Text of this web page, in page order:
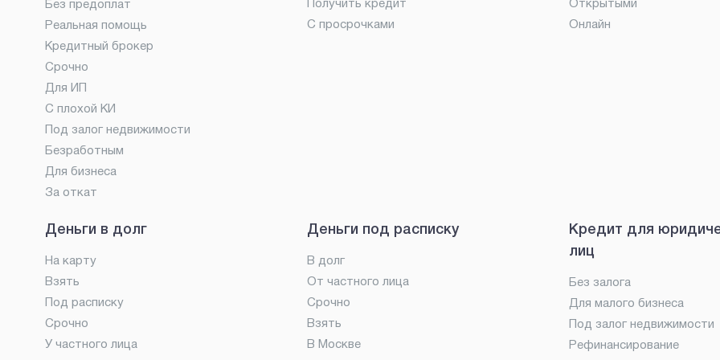
Без предоплат
Реальная помощь
Кредитный брокер
Срочно
Для ИП
С плохой КИ
Под залог недвижимости
Безработным
Для бизнеса
За откат
Получить кредит
С просрочками
Открытыми
Онлайн
Деньги в долг
На карту
Взять
Под расписку
Срочно
У частного лица
Деньги под расписку
В долг
От частного лица
Срочно
Взять
В Москве
Кредит для
лиц
Без залога
Для малого бизнеса
Под залог недвижимости
Рефинансирование